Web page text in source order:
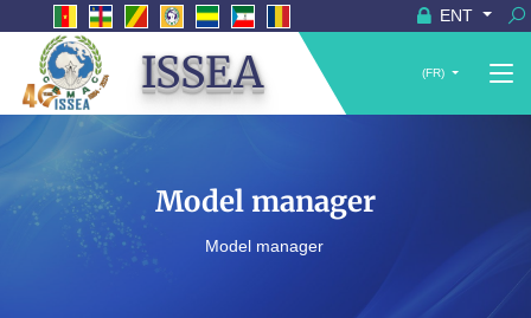
ENT
ISSEA (FR)
Model manager
Model manager